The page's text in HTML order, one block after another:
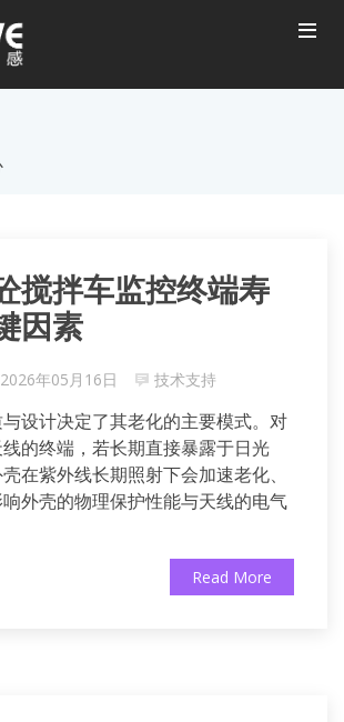
搅拌车监控终端寿
因素
2026年05月16日 技术支持
设计决定了其老化的主要模式。对
的终端，若长期直接暴露于日光
在紫外线长期照射下会加速老化、
外壳的物理保护性能与天线的电气
Read More